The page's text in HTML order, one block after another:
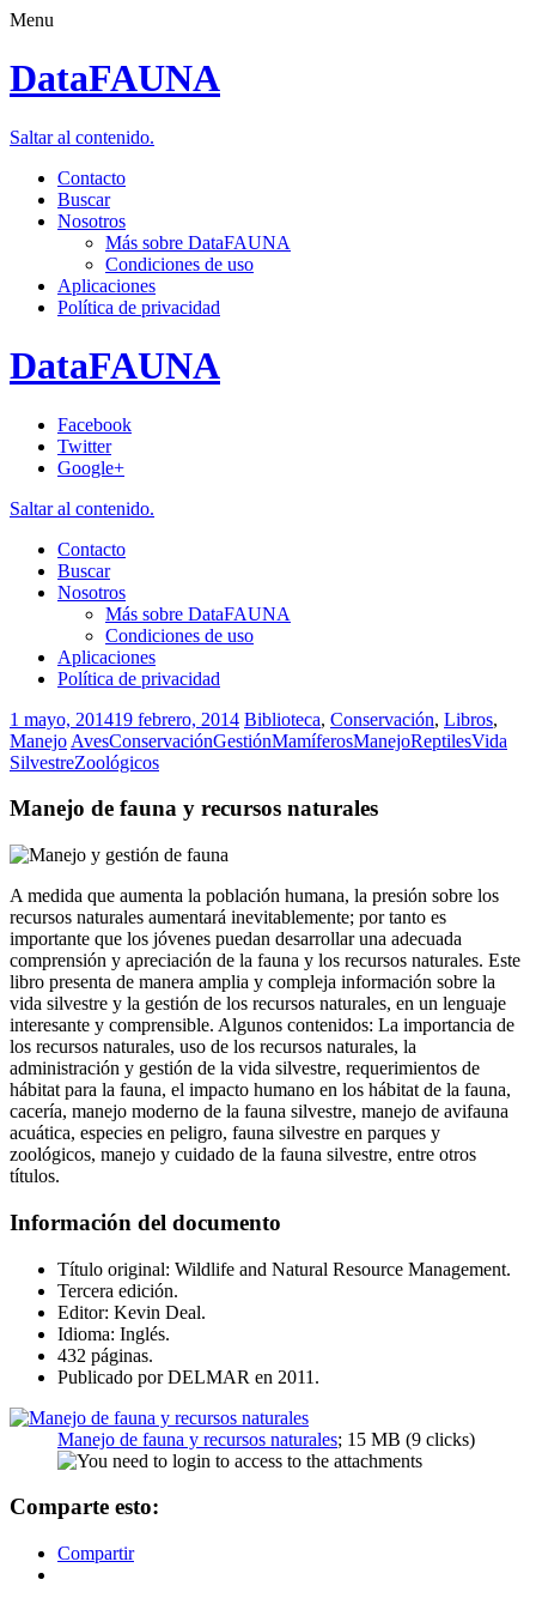
Menu
DataFAUNA
Saltar al contenido.
Contacto
Buscar
Nosotros
Más sobre DataFAUNA
Condiciones de uso
Aplicaciones
Política de privacidad
DataFAUNA
Facebook
Twitter
Google+
Saltar al contenido.
Contacto
Buscar
Nosotros
Más sobre DataFAUNA
Condiciones de uso
Aplicaciones
Política de privacidad
1 mayo, 201419 febrero, 2014 Biblioteca, Conservación, Libros,
Manejo AvesConservaciónGestiónMamíferosManejoReptilesVida
SilvestreZoológicos
Manejo de fauna y recursos naturales
A medida que aumenta la población humana, la presión sobre los
recursos naturales aumentará inevitablemente; por tanto es
importante que los jóvenes puedan desarrollar una adecuada
comprensión y apreciación de la fauna y los recursos naturales. Este
libro presenta de manera amplia y compleja información sobre la
vida silvestre y la gestión de los recursos naturales, en un lenguaje
interesante y comprensible. Algunos contenidos: La importancia de
los recursos naturales, uso de los recursos naturales, la
administración y gestión de la vida silvestre, requerimientos de
hábitat para la fauna, el impacto humano en los hábitat de la fauna,
cacería, manejo moderno de la fauna silvestre, manejo de avifauna
acuática, especies en peligro, fauna silvestre en parques y
zoológicos, manejo y cuidado de la fauna silvestre, entre otros
títulos.
Información del documento
Título original: Wildlife and Natural Resource Management.
Tercera edición.
Editor: Kevin Deal.
Idioma: Inglés.
432 páginas.
Publicado por DELMAR en 2011.
Manejo de fauna y recursos naturales; 15 MB (9 clicks)
Comparte esto:
Compartir